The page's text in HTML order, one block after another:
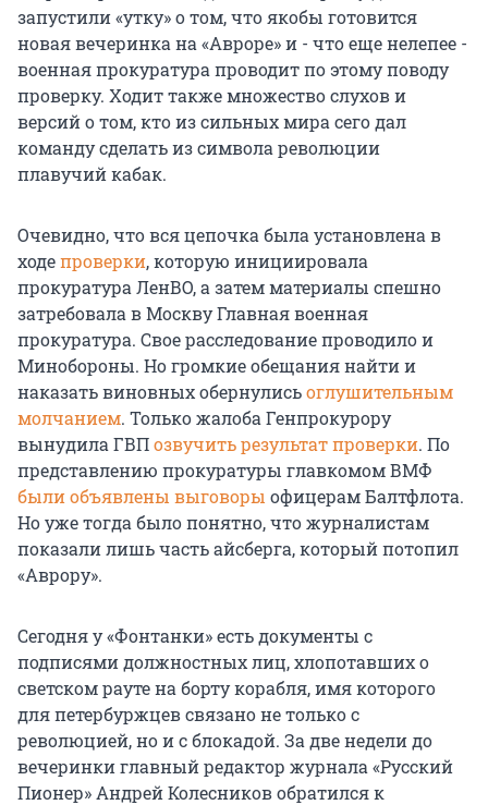
запустили «утку» о том, что якобы готовится
новая вечеринка на «Авроре» и - что еще нелепее -
военная прокуратура проводит по этому поводу
проверку. Ходит также множество слухов и
версий о том, кто из сильных мира сего дал
команду сделать из символа революции
плавучий кабак.
Очевидно, что вся цепочка была установлена в
ходепроверки, которую инициировала
прокуратура ЛенВО, а затем материалы спешно
затребовала в Москву Главная военная
прокуратура. Свое расследование проводило и
Минобороны. Но громкие обещания найти и
наказать виновных обернулисьоглушительным
молчанием. Только жалоба Генпрокурору
вынудила ГВПозвучить результат проверки. По
представлению прокуратуры главкомом ВМФ
были объявлены выговоры офицерам Балтфлота.
Но уже тогда было понятно, что журналистам
показали лишь часть айсберга, который потопил
«Аврору».
Сегодня у «Фонтанки» есть документы с
подписями должностных лиц, хлопотавших о
светском рауте на борту корабля, имя которого
для петербуржцев связано не только с
революцией, но и с блокадой. За две недели до
вечеринки главный редактор журнала «Русский
Пионер» Андрей Колесников обратился к